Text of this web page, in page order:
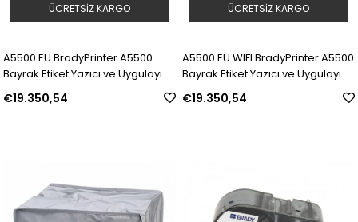
A5500 EU BradyPrinter A5500
Bayrak Etiket Yazıcı ve Uygulayıcı
Y4688656
€19.350,54
ÜCRETSIZ KARGO
A5500 EU WIFI BradyPrinter A5500
Bayrak Etiket Yazıcı ve Uygulayıcı
WIFI — EMEA | Model: 151186 | SKU:
Y4688657
€19.350,54
ÜCRETSIZ KARGO